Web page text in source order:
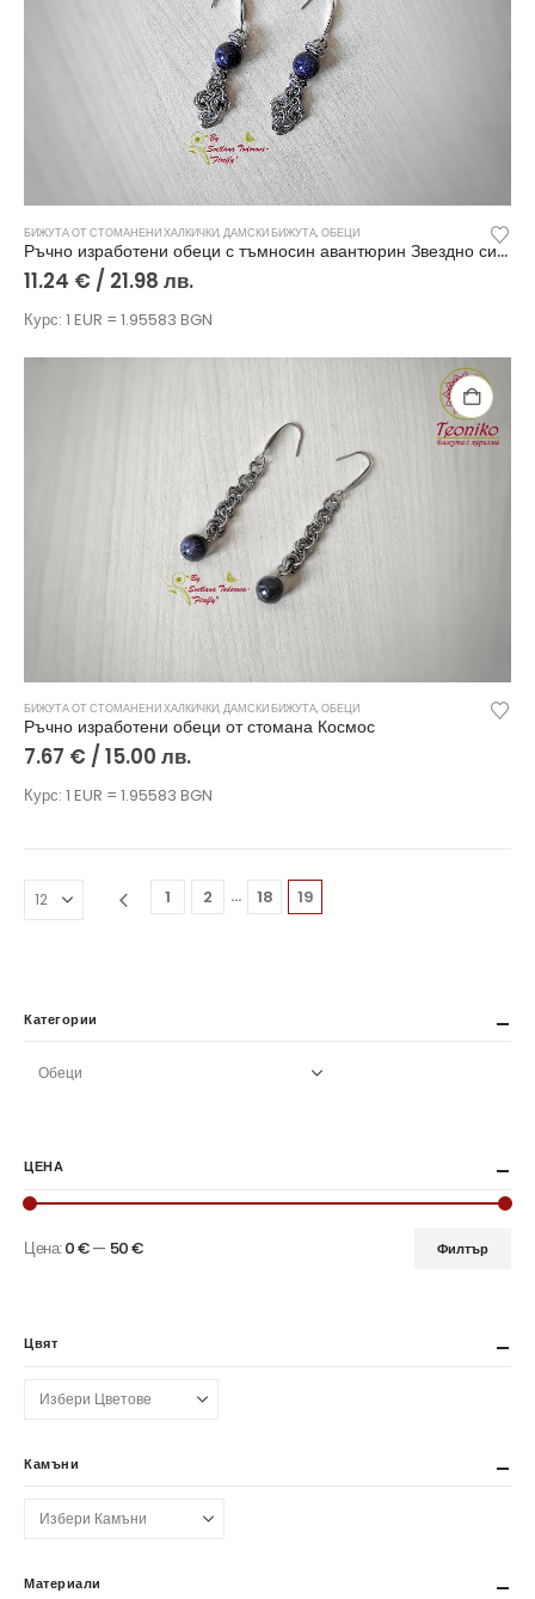
БИЖУТА ОТ СТОМАНЕНИ ХАЛКИЧКИ,ДАМСКИ БИЖУТА,ОБЕЦИ
Ръчно изработени обеци с тъмносин авантюрин Звездно сияние
11.24 € / 21.98 лв.
Курс: 1 EUR = 1.95583 BGN
БИЖУТА ОТ СТОМАНЕНИ ХАЛКИЧКИ,ДАМСКИ БИЖУТА,ОБЕЦИ
Ръчно изработени обеци от стомана Космос
7.67 € / 15.00 лв.
Курс: 1 EUR = 1.95583 BGN
1 2 … 18 19
Категории
ЦЕНА
Минимална
Максимална
Филтър
Цена:0 €— 50 €
Цвят
Камъни
Материали